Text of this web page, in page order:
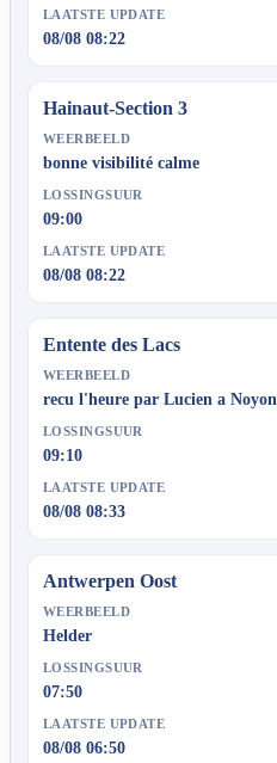
LAATSTE UPDATE
08/08 08:22
Hainaut-Section 3
WEERBEELD
bonne visibilité calme
LOSSINGSUUR
09:00
LAATSTE UPDATE
08/08 08:22
Entente des Lacs
WEERBEELD
recu l'heure par Lucien a Noyon
LOSSINGSUUR
09:10
LAATSTE UPDATE
08/08 08:33
Antwerpen Oost
WEERBEELD
Helder
LOSSINGSUUR
07:50
LAATSTE UPDATE
08/08 06:50